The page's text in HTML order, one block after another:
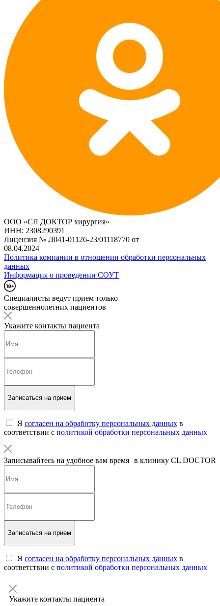
ООО «СЛ ДОКТОР хирургия»
ИНН: 2308290391
Лицензия № Л041-01126-23/01118770 от
08.04.2024
Политика компании в отношении обработки персональных
данных
Информация о проведении СОУТ
Специалисты ведут прием только
совершеннолетних пациентов
Укажите контакты пациента
Записаться на прием
Я согласен на обработку персональных данных в
соответствии с политикой обработки персональных данных
Записывайтесь на удобное вам время в клинику CL DOCTOR
Записаться на прием
Я согласен на обработку персональных данных в
соответствии с политикой обработки персональных данных
Укажите контакты пациента